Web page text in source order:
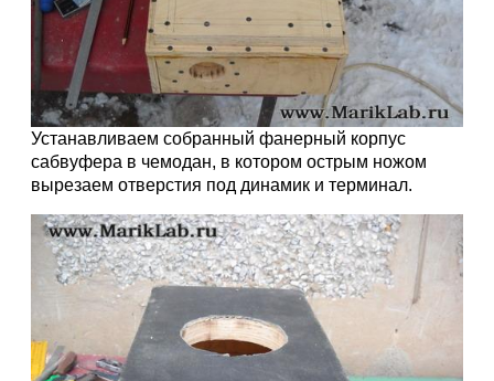
Устанавливаем собранный фанерный корпус
сабвуфера в чемодан, в котором острым ножом
вырезаем отверстия под динамик и терминал.